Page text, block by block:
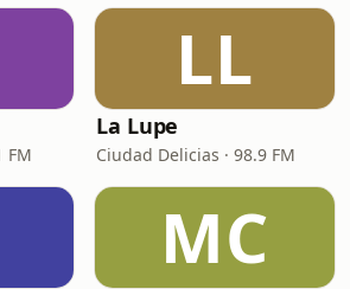
FM
LL
La Lupe
Ciudad Delicias · 98.9 FM
MC